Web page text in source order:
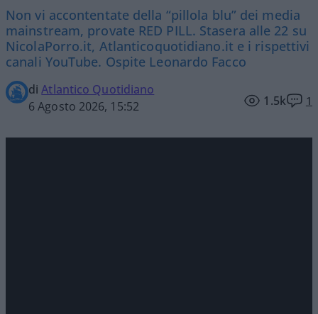
Non vi accontentate della “pillola blu” dei media
mainstream, provate RED PILL. Stasera alle 22 su
NicolaPorro.it, Atlanticoquotidiano.it e i rispettivi
canali YouTube. Ospite Leonardo Facco
diAtlantico Quotidiano
6 Agosto 2026, 15:52
1.5k 1